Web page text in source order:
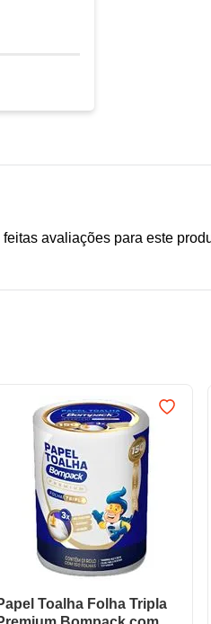
Toalha Folha Tripla